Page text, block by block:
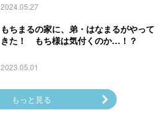
2024.05.27
もちまるの家に、弟・はなまるがやって
きた！ もち様は気付くのか…！？
2023.05.01
もっと見る